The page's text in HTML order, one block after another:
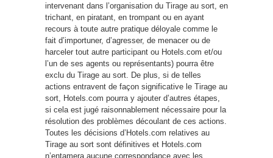
intervenant dans l’organisation du Tirage au sort, en
trichant, en piratant, en trompant ou en ayant
recours à toute autre pratique déloyale comme le
fait d’importuner, d’agresser, de menacer ou de
harceler tout autre participant ou Hotels.com et/ou
l’un de ses agents ou représentants) pourra être
exclu du Tirage au sort. De plus, si de telles
actions entravent de façon significative le Tirage au
sort, Hotels.com pourra y ajouter d’autres étapes,
si cela est jugé raisonnablement nécessaire pour la
résolution des problèmes découlant de ces actions.
Toutes les décisions d’Hotels.com relatives au
Tirage au sort sont définitives et Hotels.com
n’entamera aucune correspondance avec les